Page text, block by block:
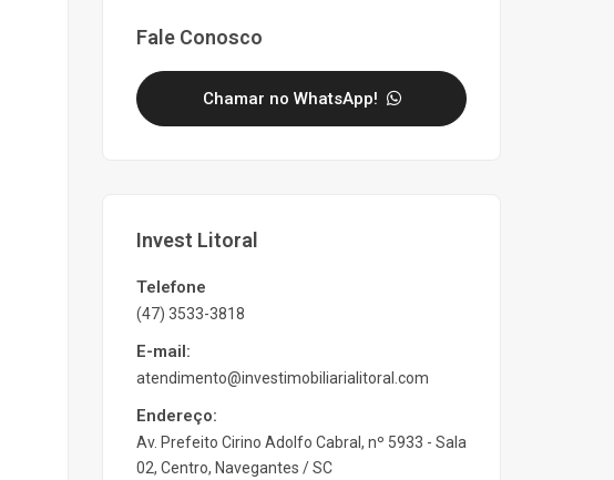
Fale Conosco
Chamar no WhatsApp!
Invest Litoral
Telefone
(47) 3533-3818
E-mail:
atendimento@investimobiliarialitoral.com
Endereço:
Av. Prefeito Cirino Adolfo Cabral, nº 5933 - Sala
02, Centro, Navegantes / SC